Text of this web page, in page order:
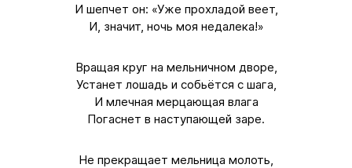
И шепчет он: «Уже прохладой веет,
И, значит, ночь моя недалека!»
Вращая круг на мельничном дворе,
Устанет лошадь и собьётся с шага,
И млечная мерцающая влага
Погаснет в наступающей заре.
Не прекращает мельница молоть,